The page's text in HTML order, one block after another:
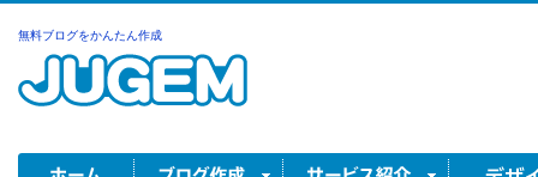
無料ブログをかんたん作成